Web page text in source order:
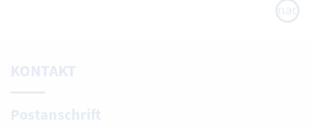
nach
oben
KONTAKT
Postanschrift